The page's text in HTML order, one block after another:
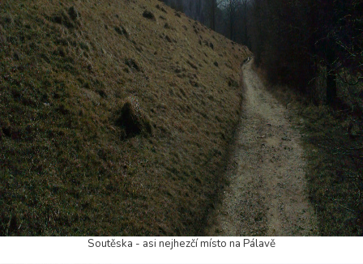
Soutěska - asi nejhezčí místo na Pálavě